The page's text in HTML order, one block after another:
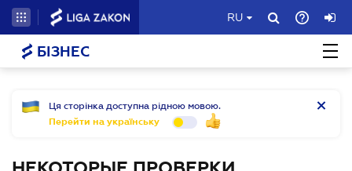
RU
БІЗНЕС
Ця сторінка доступна рідною мовою.
Перейти на українську